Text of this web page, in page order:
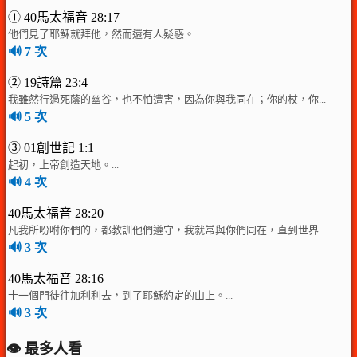
① 40馬太福音 28:17
他們見了耶穌就拜他，然而還有人疑惑。...
🔊 7 次
② 19詩篇 23:4
我雖然行過死蔭的幽谷，也不怕遭害，因為你與我同在；你的杖，你...
🔊 5 次
③ 01創世記 1:1
起初，上帝創造天地。...
🔊 4 次
40馬太福音 28:20
凡我所吩咐你們的，都教訓他們遵守，我就常與你們同在，直到世界...
🔊 3 次
40馬太福音 28:16
十一個門徒往加利利去，到了耶穌約定的山上。...
🔊 3 次
👁️ 最多人看